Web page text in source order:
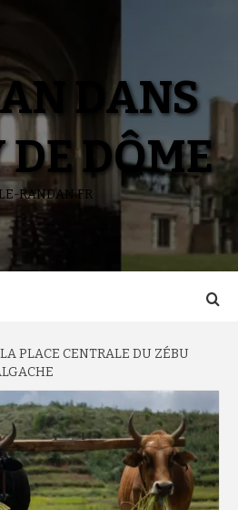
DANS
DE DÔME
RANDAN.FR
LA PLACE CENTRALE DU ZÉBU